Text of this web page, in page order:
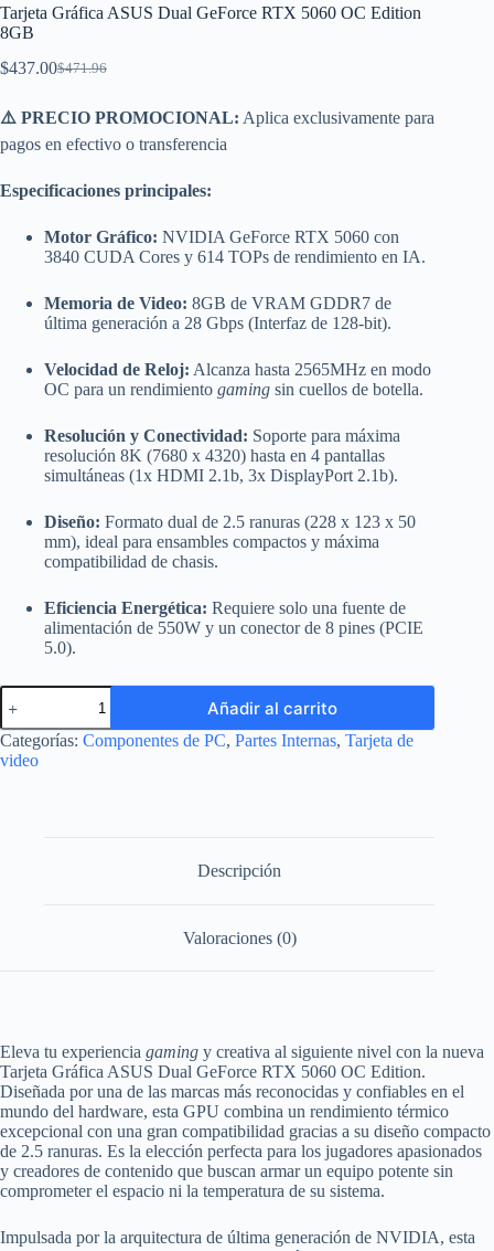
Tarjeta Gráfica ASUS Dual GeForce RTX 5060 OC Edition
8GB
$471.96
El
original
era:
$471.96.
$437.00El
actual
$437.00.
⚠️ PRECIO PROMOCIONAL: Aplica exclusivamente para
pagos en efectivo o transferencia
Especificaciones principales:
Motor Gráfico: NVIDIA GeForce RTX 5060 con
3840 CUDA Cores y 614 TOPs de rendimiento en IA.
Memoria de Video: 8GB de VRAM GDDR7 de
última generación a 28 Gbps (Interfaz de 128-bit).
Velocidad de Reloj: Alcanza hasta 2565MHz en modo
OC para un rendimiento gaming sin cuellos de botella.
Resolución y Conectividad: Soporte para máxima
resolución 8K (7680 x 4320) hasta en 4 pantallas
simultáneas (1x HDMI 2.1b, 3x DisplayPort 2.1b).
Diseño: Formato dual de 2.5 ranuras (228 x 123 x 50
mm), ideal para ensambles compactos y máxima
compatibilidad de chasis.
Eficiencia Energética: Requiere solo una fuente de
alimentación de 550W y un conector de 8 pines (PCIE
5.0).
Tarjeta
Gráfica
ASUS
Dual
GeForce
Edition
Añadir al carrito
Categorías: Componentes de PC, Partes Internas, Tarjeta de
video
Descripción
Valoraciones (0)
Eleva tu experiencia gaming y creativa al siguiente nivel con la nueva
Tarjeta Gráfica ASUS Dual GeForce RTX 5060 OC Edition.
Diseñada por una de las marcas más reconocidas y confiables en el
mundo del hardware, esta GPU combina un rendimiento térmico
excepcional con una gran compatibilidad gracias a su diseño compacto
de 2.5 ranuras. Es la elección perfecta para los jugadores apasionados
y creadores de contenido que buscan armar un equipo potente sin
comprometer el espacio ni la temperatura de su sistema.
Impulsada por la arquitectura de última generación de NVIDIA, esta